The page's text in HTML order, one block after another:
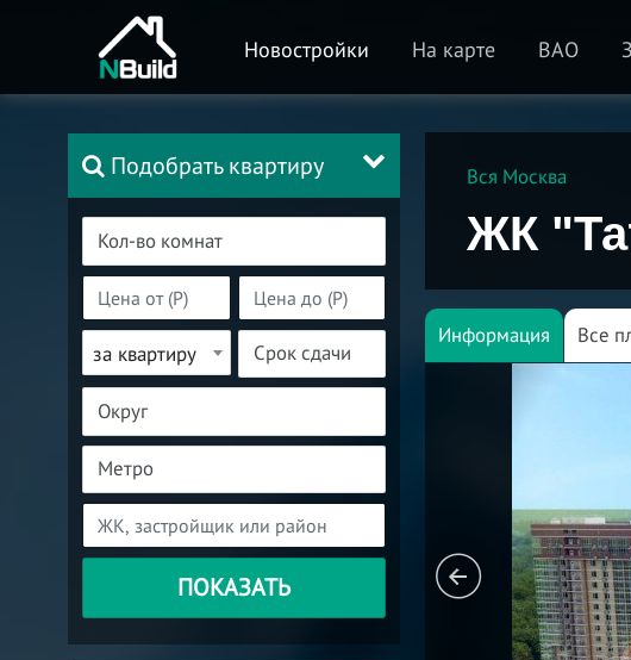
Новостройки На карте ВАО
Подобрать квартиру
за квартиру
ПОКАЗАТЬ
Вся Москва
ЖК
Информация Все